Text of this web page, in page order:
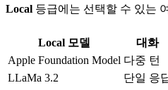
Local 등급에는 선택할 수 있는
Local 모델 대화
Apple Foundation Model 다중 턴
LLaMa 3.2
단일 응